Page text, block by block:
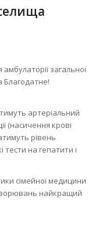
загальної
Благодатне!
артеріальний
(насичення крові
рівень
на гепатити і
сімейної медицини
найкращий